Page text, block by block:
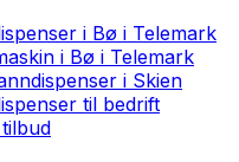
i Bø i Telemark
i Bø i Telemark
i Skien
til bedrift